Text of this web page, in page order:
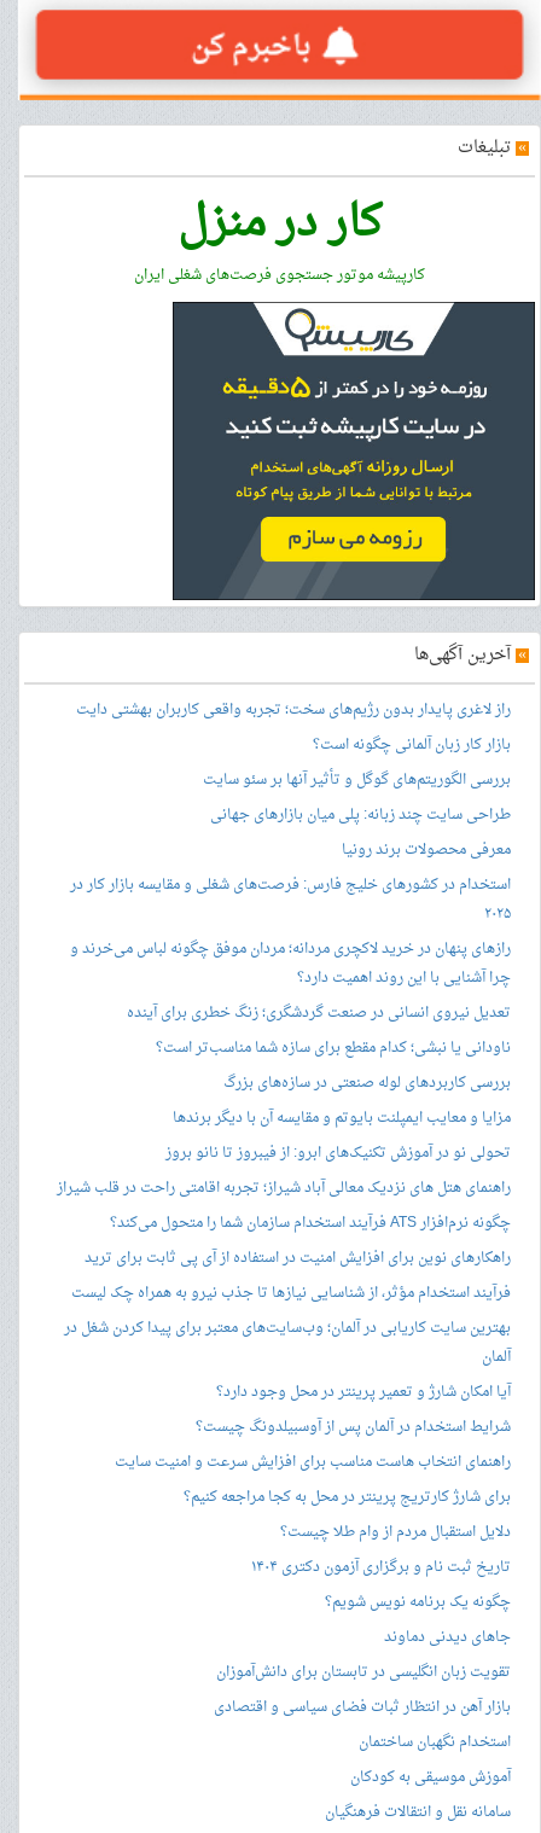
» تبلیغات
کار در منزل
کارپیشه موتور جستجوی فرصت‌های شغلی ایران
»آخرین آگهی‌ها
راز لاغری پایدار بدون رژیم‌های سخت؛ تجربه واقعی کاربران بهشتی دایت
بازار کار زبان آلمانی چگونه است؟
بررسی الگوریتم‌های گوگل و تأثیر آنها بر سئو سایت
طراحی سایت چند زبانه: پلی میان بازارهای جهانی
معرفی محصولات برند رونیا
استخدام در کشورهای خلیج فارس: فرصت‌های شغلی و مقایسه بازار کار در
۲۰۲۵
رازهای پنهان در خرید لاکچری مردانه؛ مردان موفق چگونه لباس می‌خرند و
چرا آشنایی با این روند اهمیت دارد؟
تعدیل نیروی انسانی در صنعت گردشگری؛ زنگ خطری برای آینده
ناودانی یا نبشی؛ کدام مقطع برای سازه شما مناسب‌تر است؟
بررسی کاربردهای لوله صنعتی در سازه‌های بزرگ
مزایا و معایب ایمپلنت بایوتم و مقایسه آن با دیگر برندها
تحولی نو در آموزش تکنیک‌های ابرو: از فیبروز تا نانو بروز
راهنمای هتل های نزدیک معالی آباد شیراز؛ تجربه اقامتی راحت در قلب شیراز
چگونه نرم‌افزار ATS فرآیند استخدام سازمان شما را متحول می‌کند؟
راهکارهای نوین برای افزایش امنیت در استفاده از آی پی ثابت برای ترید
فرآیند استخدام مؤثر، از شناسایی نیازها تا جذب نیرو به همراه چک لیست
بهترین سایت کاریابی در آلمان؛ وب‌سایت‌های معتبر برای پیدا کردن شغل در
آلمان
آیا امکان شارژ و تعمیر پرینتر در محل وجود دارد؟
شرایط استخدام در آلمان پس از آوسبیلدونگ چیست؟
راهنمای انتخاب هاست مناسب برای افزایش سرعت و امنیت سایت
برای شارژ کارتریج پرینتر در محل به کجا مراجعه کنیم؟
دلایل استقبال مردم از وام طلا چیست؟
تاریخ ثبت نام و برگزاری آزمون دکتری ۱۴۰۴
چگونه یک برنامه نویس شویم؟
جاهای دیدنی دماوند
تقویت زبان انگلیسی در تابستان برای دانش‌آموزان
بازار آهن در انتظار ثبات فضای سیاسی و اقتصادی
استخدام نگهبان ساختمان
آموزش موسیقی به کودکان
سامانه نقل و انتقالات فرهنگیان